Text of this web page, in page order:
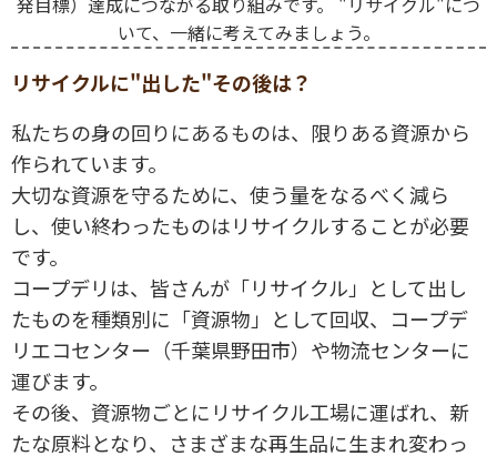
いて、一緒に考えてみましょう。
リサイクルに"出した"その後は？
私たちの身の回りにあるものは、限りある資源から
作られています。
大切な資源を守るために、使う量をなるべく減ら
し、使い終わったものはリサイクルすることが必要
です。
コープデリは、皆さんが「リサイクル」として出し
たものを種類別に「資源物」として回収、コープデ
リエコセンター（千葉県野田市）や物流センターに
運びます。
その後、資源物ごとにリサイクル工場に運ばれ、新
たな原料となり、さまざまな再生品に生まれ変わっ